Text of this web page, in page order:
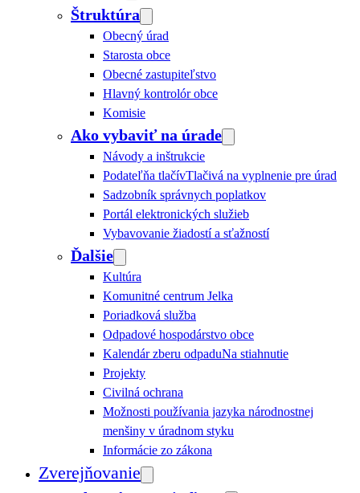
Štruktúra
Obecný úrad
Starosta obce
Obecné zastupiteľstvo
Hlavný kontrolór obce
Komisie
Ako vybaviť na úrade
Návody a inštrukcie
Podateľňa tlačívTlačivá na vyplnenie pre úrad
Sadzobník správnych poplatkov
Portál elektronických služieb
Vybavovanie žiadostí a sťažností
Ďalšie
Kultúra
Komunitné centrum Jelka
Poriadková služba
Odpadové hospodárstvo obce
Kalendár zberu odpaduNa stiahnutie
Projekty
Civilná ochrana
Možnosti používania jazyka národnostnej
menšiny v úradnom styku
Informácie zo zákona
Zverejňovanie